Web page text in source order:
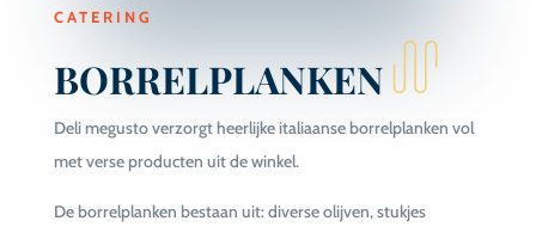
CATERING
BORRELPLANKEN
Deli megusto verzorgt heerlijke italiaanse borrelplanken vol
met verse producten uit de winkel.
De borrelplanken bestaan uit: diverse olijven, stukjes